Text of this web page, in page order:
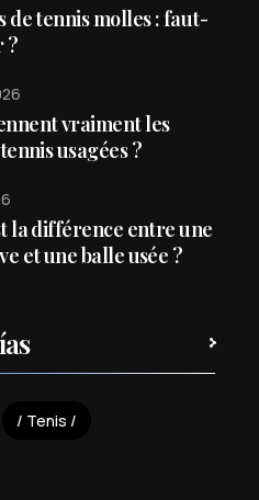
de tennis molles : faut-
?
vraiment les
usagées ?
la différence entre une
et une balle usée ?
Tenis